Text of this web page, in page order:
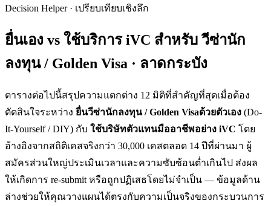
Decision Helper · เปรียบเทียบเชิงลึก
ยื่นเอง vs ใช้บริการ iVC สำหรับวีซ่านัก
ลงทุน / Golden Visa · ลาดกระบัง
ตารางต่อไปนี้สรุปความแตกต่าง 12 มิติที่สำคัญที่สุดเมื่อต้อง
ตัดสินใจระหว่าง ยื่นวีซ่านักลงทุน / Golden Visaด้วยตัวเอง (Do-
It-Yourself / DIY) กับ ใช้บริษัทตัวแทนมืออาชีพอย่าง iVC โดย
อ้างอิงจากสถิติเคสจริงกว่า 30,000 เคสตลอด 14 ปีที่ผ่านมา ผู้
สมัครส่วนใหญ่ประเมินเวลาและความซับซ้อนต่ำเกินไป ส่งผล
ให้เกิดการ re-submit หรือถูกปฏิเสธโดยไม่จำเป็น — ข้อมูลด้าน
ล่างช่วยให้คุณวางแผนได้ตรงกับความเป็นจริงของกระบวนการ